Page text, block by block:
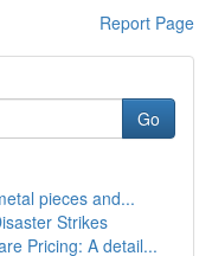
Report Page
Go
pieces and...
Strikes
Pricing: A detail...